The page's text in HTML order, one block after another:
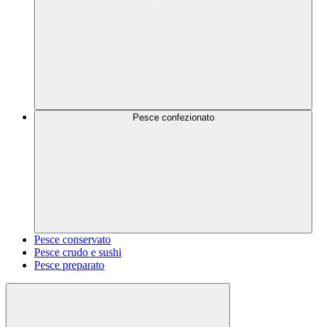
Pesce confezionato
Pesce conservato
Pesce crudo e sushi
Pesce preparato